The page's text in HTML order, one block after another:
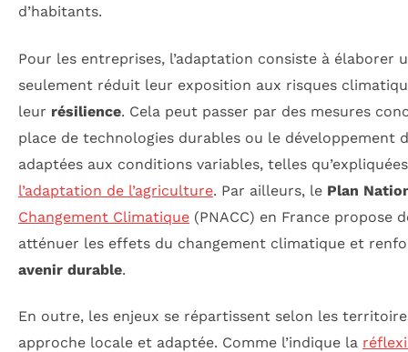
d’habitants.
Pour les entreprises, l’adaptation consiste à élaborer
seulement réduit leur exposition aux risques
leur résilience. Cela peut passer par des mesures
place de technologies durables ou le développement
adaptées aux conditions variables, telles
l’adaptation de l’agriculture. Par ailleurs, le Plan
Changement Climatique (PNACC) en France propose
atténuer les effets du changement climatique et
avenir durable.
En outre, les enjeux se répartissent selon les
approche locale et adaptée. Comme l’indique la